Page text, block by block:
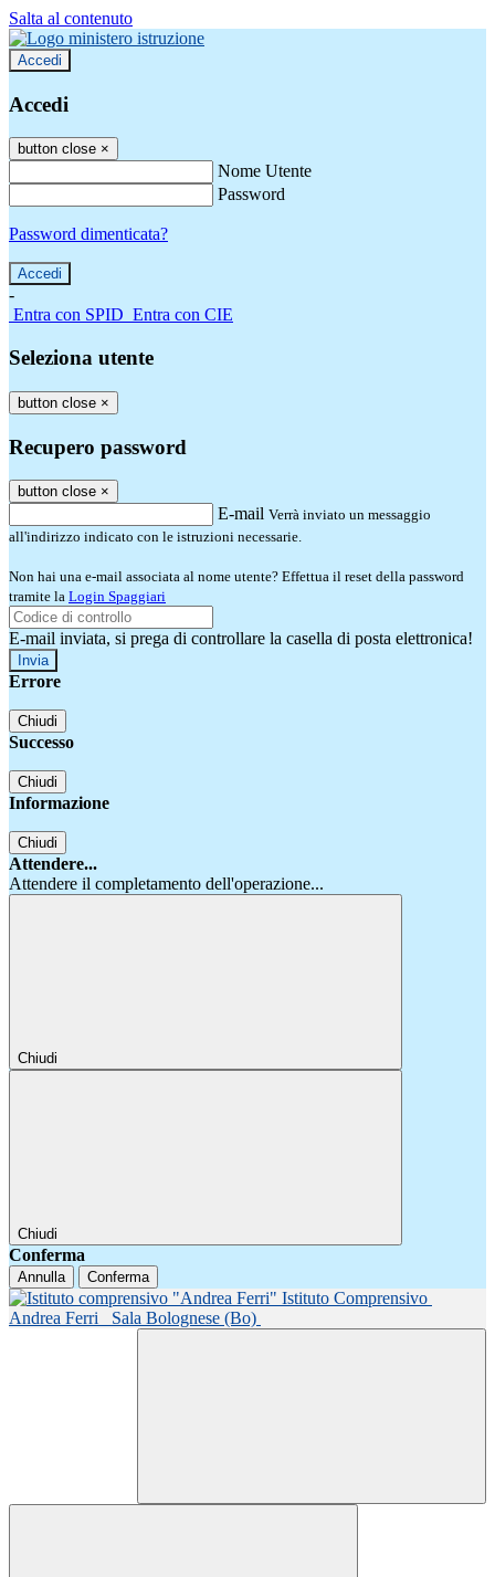
Salta al contenuto
Accedi
Accedi
button close ×
Nome Utente
Password
Password dimenticata?
-
Entra con SPID Entra con CIE
Seleziona utente
button close ×
Recupero password
button close ×
E-mail Verrà inviato un messaggio
all'indirizzo indicato con le istruzioni necessarie.
Non hai una e-mail associata al nome utente? Effettua il reset della password
tramite la Login Spaggiari
E-mail inviata, si prega di controllare la casella di posta elettronica!
Errore
Chiudi
Successo
Chiudi
Informazione
Chiudi
Attendere...
Attendere il completamento dell'operazione...
Chiudi
Chiudi
Conferma
Annulla Conferma
Istituto Comprensivo
Andrea Ferri
Sala Bolognese (Bo)